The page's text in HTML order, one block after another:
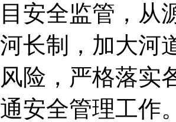
目安全监管，从
河长制，加大河
风险，严格落实
通安全管理工作